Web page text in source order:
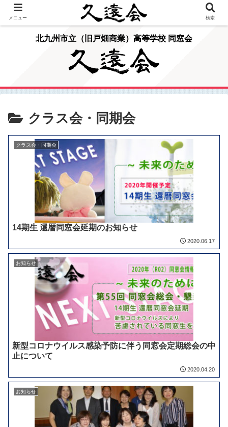
北九州市立（旧戸畑商業）高等学校 同窓会
クラス会・同期会
クラス会・同期会
14期生 還暦同窓会延期のお知らせ
2020.06.17
お知らせ
新型コロナウイルス感染予防に伴う同窓会定期総会の中
止について
2020.04.20
お知らせ
メニュー 検索